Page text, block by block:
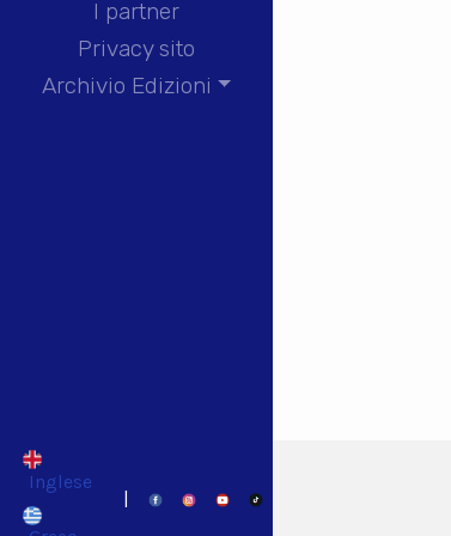
I partner
Privacy sito
Archivio Edizioni
Inglese
|